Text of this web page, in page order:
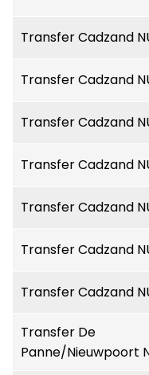
Transfer Cadzand
Transfer Cadzand
Transfer Cadzand
Transfer Cadzand
Transfer Cadzand
Transfer Cadzand
Transfer Cadzand
Transfer De
Panne/Nieuwpoort